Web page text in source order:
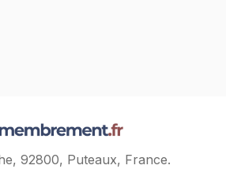
92800, Puteaux, France.